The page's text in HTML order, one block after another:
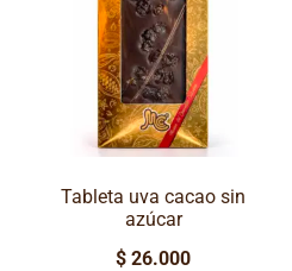
Tableta uva cacao sin
azúcar
$ 26.000